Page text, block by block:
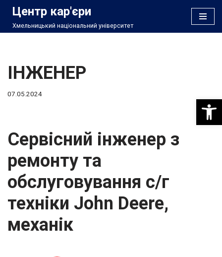
Перейти
Центр кар'єри
Хмельницький національний університет
ІНЖЕНЕР
07.05.2024
Сервісний інженер з
ремонту та
обслуговування с/г
техніки John Deere,
механік